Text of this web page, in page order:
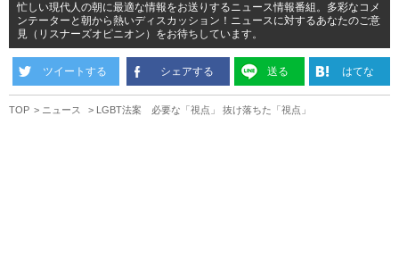
忙しい現代人の朝に最適な情報をお送りするニュース情報番組。多彩なコメ
ンテーターと朝から熱いディスカッション！ニュースに対するあなたのご意
見（リスナーズオピニオン）をお待ちしています。
ツイートする シェアする 送る はてな
TOP ニュース LGBT法案 必要な「視点」 抜け落ちた「視点」